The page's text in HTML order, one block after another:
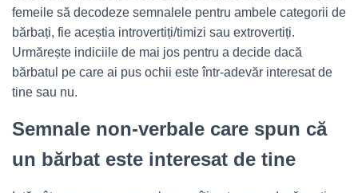
femeile să decodeze semnalele pentru ambele categorii de
bărbați, fie aceștia introvertiți/timizi sau extrovertiți.
Urmărește indiciile de mai jos pentru a decide dacă
bărbatul pe care ai pus ochii este într-adevăr interesat de
tine sau nu.
Semnale non-verbale care spun că
un bărbat este interesat de tine